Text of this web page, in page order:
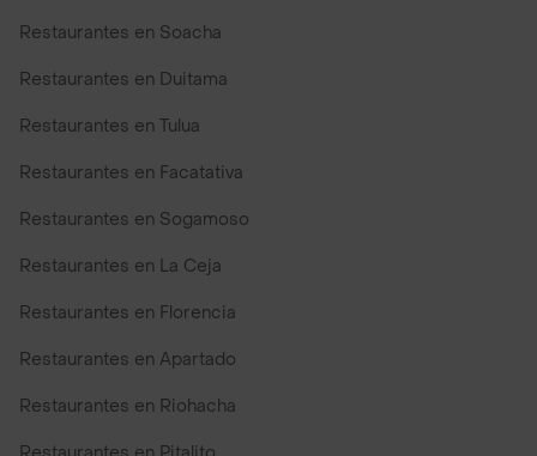
Restaurantes en Soacha
Restaurantes en Duitama
Restaurantes en Tulua
Restaurantes en Facatativa
Restaurantes en Sogamoso
Restaurantes en La Ceja
Restaurantes en Florencia
Restaurantes en Apartado
Restaurantes en Riohacha